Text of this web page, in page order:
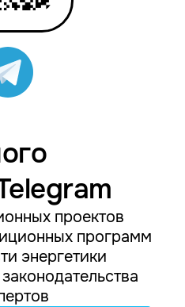
проектов
программ
энергетики